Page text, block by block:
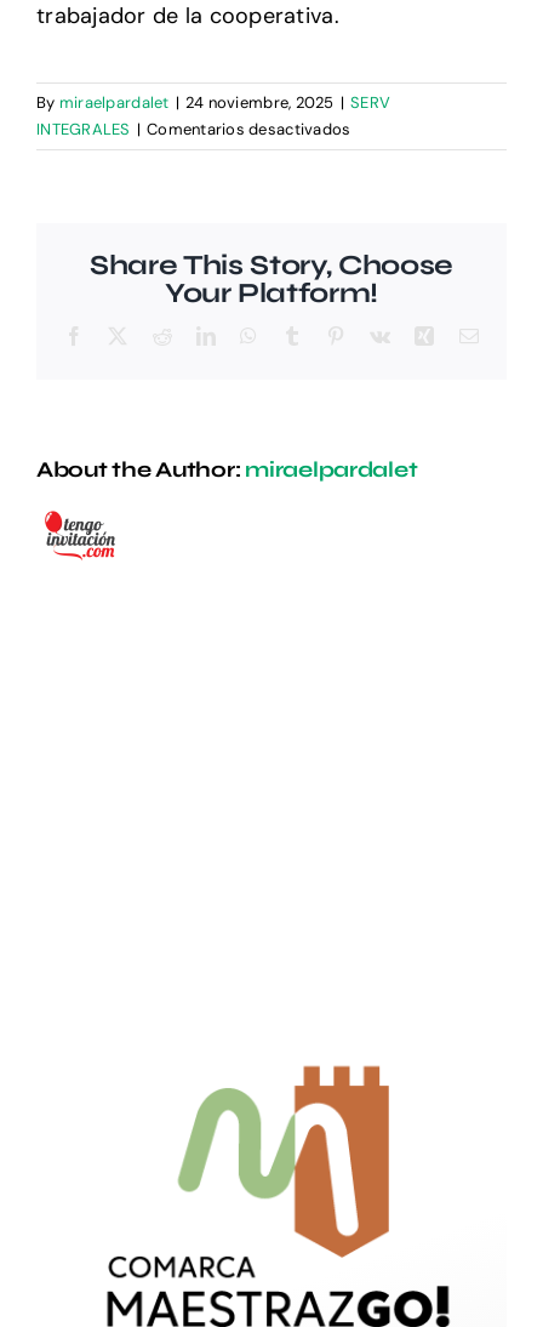
trabajador de la cooperativa.
By miraelpardalet | 24 noviembre, 2025 | SERV
INTEGRALES | Comentarios desactivados
Infraestructuras
la
empresa
Share This Story, Choose
Your Platform!
Facebook RedditLinkedInWhatsApp
Tumblr Pinterest
Vk XingEmail
About the Author: miraelpardalet